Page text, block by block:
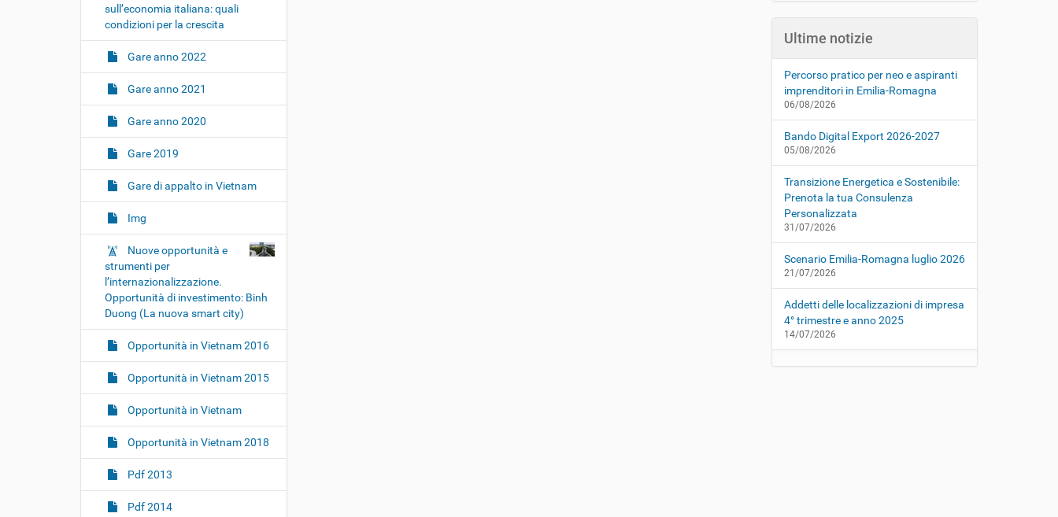
sull’economia italiana: quali
condizioni per la crescita
Gare anno 2022
Gare anno 2021
Gare anno 2020
Gare 2019
Gare di appalto in Vietnam
Img
Nuove opportunità e
strumenti per
l’internazionalizzazione.
Opportunità di investimento: Binh
Duong (La nuova smart city)
Opportunità in Vietnam 2016
Opportunità in Vietnam 2015
Opportunità in Vietnam
Opportunità in Vietnam 2018
Pdf 2013
Pdf 2014
Ultime notizie
Percorso pratico per neo e aspiranti
imprenditori in Emilia-Romagna
06/08/2026
Bando Digital Export 2026-2027
05/08/2026
Transizione Energetica e Sostenibile:
Prenota la tua Consulenza
Personalizzata
31/07/2026
Scenario Emilia-Romagna luglio 2026
21/07/2026
Addetti delle localizzazioni di impresa
4° trimestre e anno 2025
14/07/2026